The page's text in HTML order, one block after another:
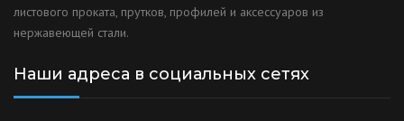
листового проката, прутков, профилей и аксессуаров из
нержавеющей стали.
Наши адреса в социальных сетях